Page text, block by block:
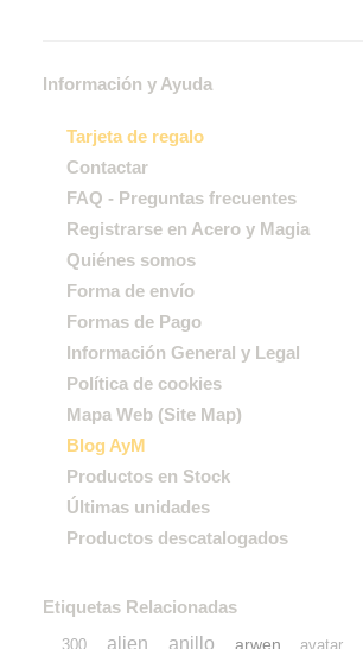
Información y Ayuda
Tarjeta de regalo
Contactar
FAQ - Preguntas frecuentes
Registrarse en Acero y Magia
Quiénes somos
Forma de envío
Formas de Pago
Información General y Legal
Política de cookies
Mapa Web (Site Map)
Blog AyM
Productos en Stock
Últimas unidades
Productos descatalogados
Etiquetas Relacionadas
300 alien anillo arwen avatar